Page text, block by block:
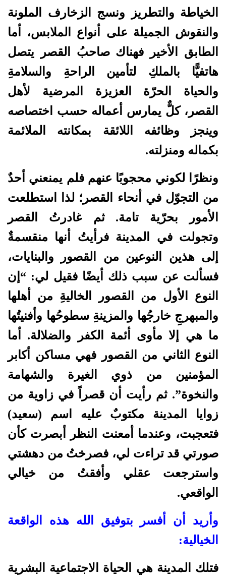
الخياطة والتطريز ونسج الزخارف الملونة
والنقوش الجميلة على أنواع الملابس، أما
الطابق الأخير فهناك صاحبُ القصر يتصل
هاتفيًّا بالملكِ لتأمين الراحةِ والسلامةِ
والحياة الحرّة العزيزة المرضية لأهل
القصر، كلٌّ يمارس أعماله حسب اختصاصه
وينجز وظائفه اللائقة بمكانته الملائمة
بكماله ومنزلته.
ونظرًا لكوني محجوبًا عنهم فلم يمنعني أحدٌ
من التجوّل في أنحاء القصر؛ لذا استطلعت
الأمور بحرّية تامة. ثم غادرتُ القصر
وتجولت في المدينة فرأيتُ أنها منقسمةٌ
إلى هذين النوعين من القصور والبنايات،
فسألت عن سبب ذلك أيضًا فقيل لي: “إن
النوع الأول من القصور الخاليةِ من أهلها
والمبهرجِ خارجُها والمزينةِ سطوحُها وأفنيتُها
ما هي إلا مأوى أئمة الكفر والضلالة. أما
النوع الثاني من القصور فهي مساكن أكابر
المؤمنين من ذوي الغيرة والشهامة
والنخوة”. ثم رأيت أن قصراً في زاوية من
زوايا المدينة مكتوبٌ عليه اسم (سعيد)
فتعجبت، وعندما أمعنت النظر أبصرت كأن
صورتي قد تراءت لي، فصرختُ من دهشتي
واسترجعت عقلي وأفقتُ من خيالي
الواقعي.
وأريد أن أفسر بتوفيق الله هذه الواقعة
الخيالية:
فتلك المدينة هي الحياة الاجتماعية البشرية